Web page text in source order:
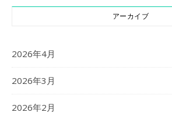
アーカイブ
2026年4月
2026年3月
2026年2月